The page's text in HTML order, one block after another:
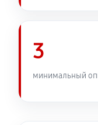
3
минимальный